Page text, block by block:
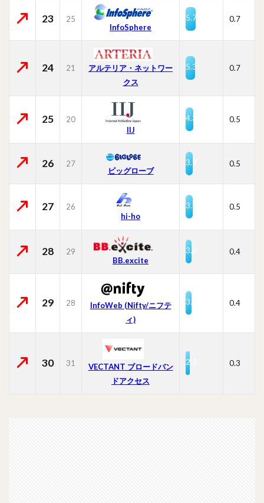
23
25
InfoSphere
5.7 0.7
24 21
アルテリア・ネットワー
クス
5.3 0.7
25
20
IIJ
4.3 0.5
26 27
ビッグローブ
3.9 0.5
27
26
hi-ho
3.8 0.5
28
29
BB.excite
3.2 0.4
29 28
InfoWeb (Nifty/ニフテ
ィ)
3.1 0.4
30 31
VECTANT ブロードバン
ドアクセス
2.3 0.3